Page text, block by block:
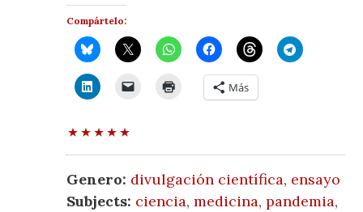
Compártelo:
Más
Genero: divulgación científica, ensayo
Subjects: ciencia,medicina,pandemia,